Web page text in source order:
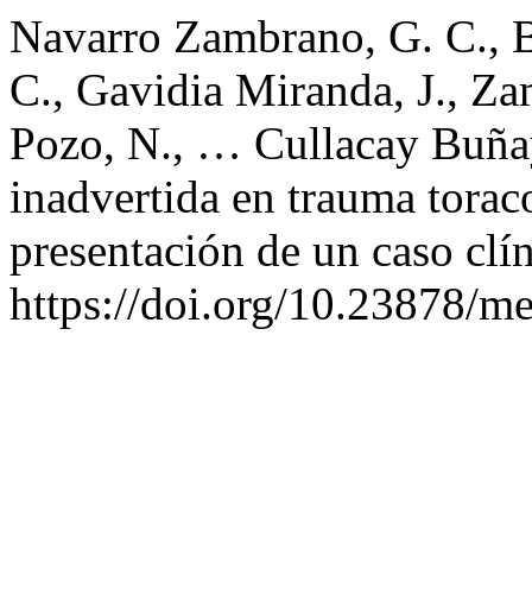
Navarro Zambrano, G. C.,
C., Gavidia Miranda, J.,
Pozo, N., … Cullacay
inadvertida en trauma
presentación de un caso
https://doi.org/10.23878/